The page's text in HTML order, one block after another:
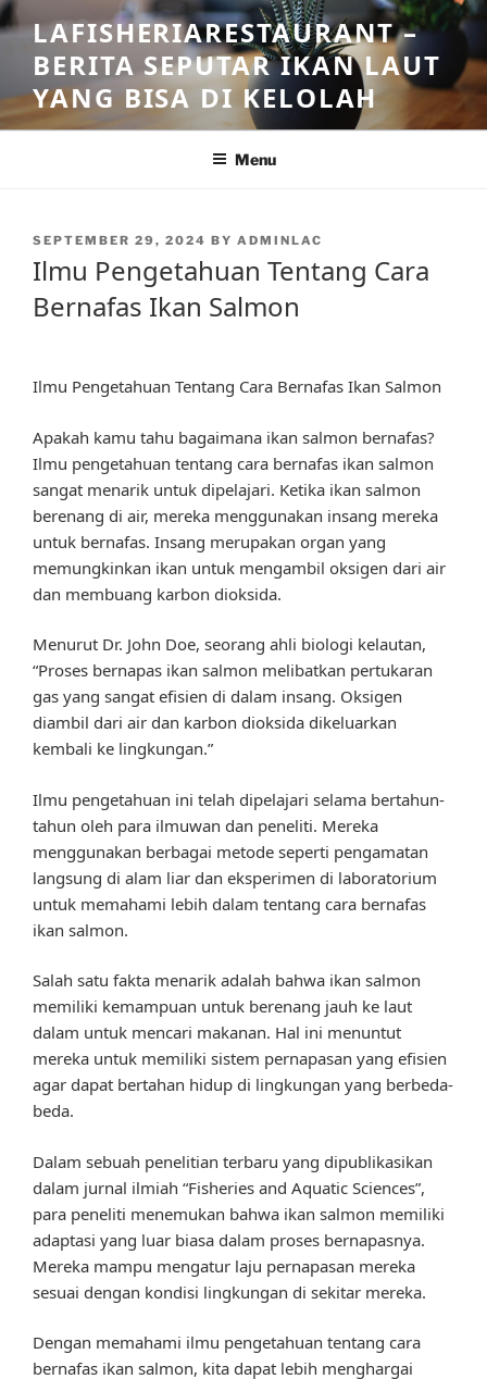
Skip
to
content
LAFISHERIARESTAURANT –
BERITA SEPUTAR IKAN LAUT
YANG BISA DI KELOLAH
Menu
POSTED
ON
SEPTEMBER 29, 2024 BY ADMINLAC
Ilmu Pengetahuan Tentang Cara
Bernafas Ikan Salmon
Ilmu Pengetahuan Tentang Cara Bernafas Ikan Salmon
Apakah kamu tahu bagaimana ikan salmon bernafas?
Ilmu pengetahuan tentang cara bernafas ikan salmon
sangat menarik untuk dipelajari. Ketika ikan salmon
berenang di air, mereka menggunakan insang mereka
untuk bernafas. Insang merupakan organ yang
memungkinkan ikan untuk mengambil oksigen dari air
dan membuang karbon dioksida.
Menurut Dr. John Doe, seorang ahli biologi kelautan,
“Proses bernapas ikan salmon melibatkan pertukaran
gas yang sangat efisien di dalam insang. Oksigen
diambil dari air dan karbon dioksida dikeluarkan
kembali ke lingkungan.”
Ilmu pengetahuan ini telah dipelajari selama bertahun-
tahun oleh para ilmuwan dan peneliti. Mereka
menggunakan berbagai metode seperti pengamatan
langsung di alam liar dan eksperimen di laboratorium
untuk memahami lebih dalam tentang cara bernafas
ikan salmon.
Salah satu fakta menarik adalah bahwa ikan salmon
memiliki kemampuan untuk berenang jauh ke laut
dalam untuk mencari makanan. Hal ini menuntut
mereka untuk memiliki sistem pernapasan yang efisien
agar dapat bertahan hidup di lingkungan yang berbeda-
beda.
Dalam sebuah penelitian terbaru yang dipublikasikan
dalam jurnal ilmiah “Fisheries and Aquatic Sciences”,
para peneliti menemukan bahwa ikan salmon memiliki
adaptasi yang luar biasa dalam proses bernapasnya.
Mereka mampu mengatur laju pernapasan mereka
sesuai dengan kondisi lingkungan di sekitar mereka.
Dengan memahami ilmu pengetahuan tentang cara
bernafas ikan salmon, kita dapat lebih menghargai